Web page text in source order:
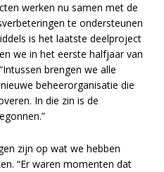
werken nu samen met de
te ondersteunen
is het laatste deelproject
we in het eerste halfjaar van
brengen we alle
beheerorganisatie die
In die zin is de
zijn op wat we hebben
“Er waren momenten dat